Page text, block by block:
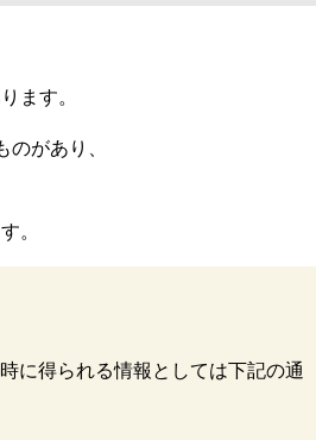
ます。
のがあり、
。
に得られる情報としては下記の通